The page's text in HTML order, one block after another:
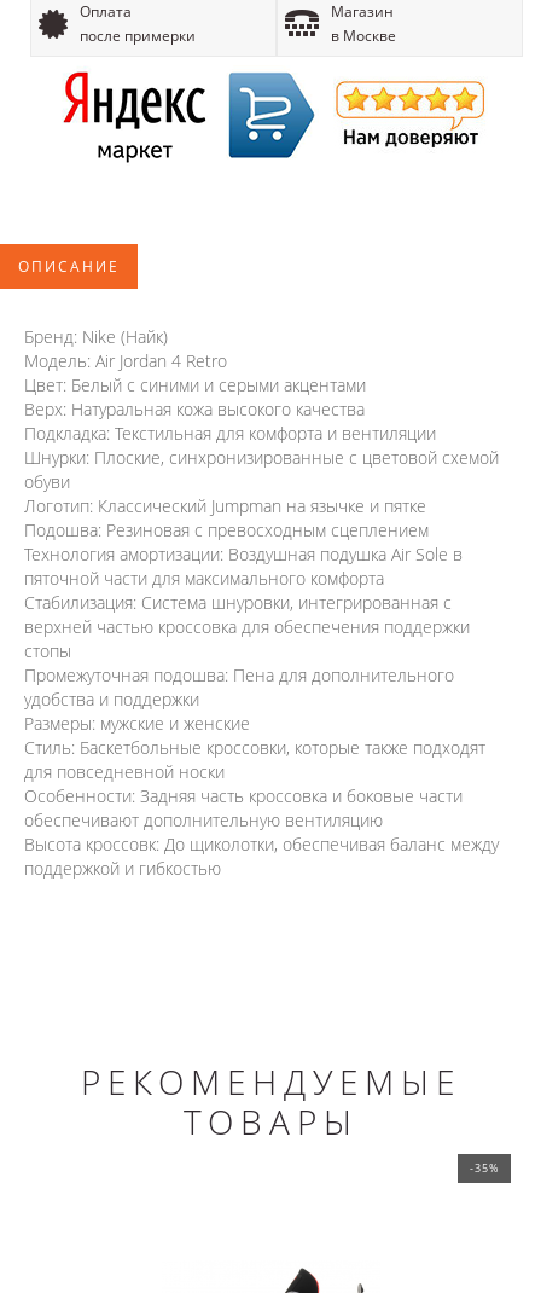
Оплата
после примерки
Магазин
в Москве
ОПИСАНИЕ
Бренд: Nike (Найк)
Модель: Air Jordan 4 Retro
Цвет: Белый с синими и серыми акцентами
Верх: Натуральная кожа высокого качества
Подкладка: Текстильная для комфорта и вентиляции
Шнурки: Плоские, синхронизированные с цветовой схемой
обуви
Логотип: Классический Jumpman на язычке и пятке
Подошва: Резиновая с превосходным сцеплением
Технология амортизации: Воздушная подушка Air Sole в
пяточной части для максимального комфорта
Стабилизация: Система шнуровки, интегрированная с
верхней частью кроссовка для обеспечения поддержки
стопы
Промежуточная подошва: Пена для дополнительного
удобства и поддержки
Размеры: мужские и женские
Стиль: Баскетбольные кроссовки, которые также подходят
для повседневной носки
Особенности: Задняя часть кроссовка и боковые части
обеспечивают дополнительную вентиляцию
Высота кроссовк: До щиколотки, обеспечивая баланс между
поддержкой и гибкостью
РЕКОМЕНДУЕМЫЕ
ТОВАРЫ
-35%